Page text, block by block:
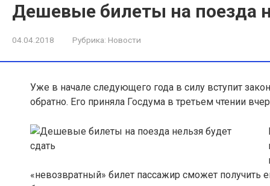
Дешевые билеты на поезда
04.04.2018 Рубрика: Новости
Уже в начале следующего года в силу вступит
обратно. Его приняла Госдума в третьем чтении
«невозвратный» билет пассажир сможет получить